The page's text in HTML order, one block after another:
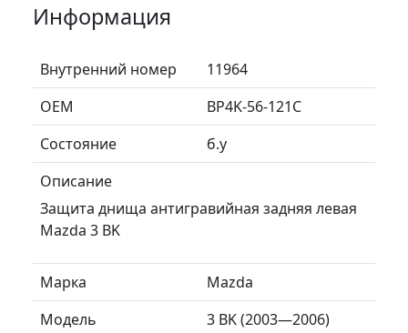
Информация
Внутренний номер
11964
ОЕМ
BP4K-56-121C
Состояние
б.у
Описание
Защита днища антигравийная задняя левая
Mazda 3 BK
Марка
Mazda
Модель
3 BK (2003—2006)